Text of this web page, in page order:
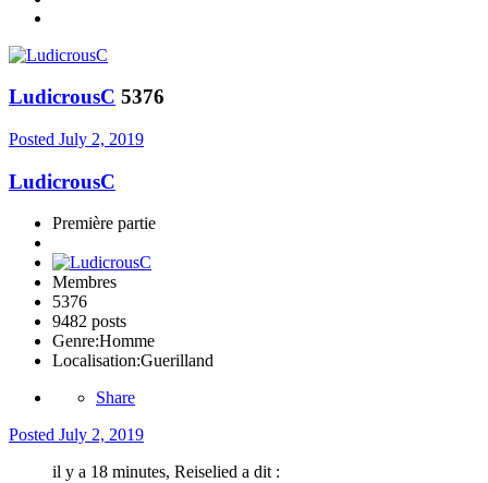
LudicrousC 5376
Posted July 2, 2019
LudicrousC
Première partie
Membres
5376
9482 posts
Genre:Homme
Localisation:Guerilland
Share
Posted July 2, 2019
il y a 18 minutes, Reiselied a dit :